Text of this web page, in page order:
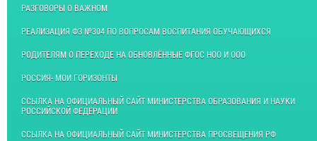
РАЗГОВОРЫ О ВАЖНОМ
РЕАЛИЗАЦИЯ ФЗ №304 ПО ВОПРОСАМ ВОСПИТАНИЯ ОБУЧАЮЩИХСЯ
РОДИТЕЛЯМ О ПЕРЕХОДЕ НА ОБНОВЛЁННЫЕ ФГОС НОО И ООО
РОССИЯ- МОИ ГОРИЗОНТЫ
ССЫЛКА НА ОФИЦИАЛЬНЫЙ САЙТ МИНИСТЕРСТВА ОБРАЗОВАНИЯ И НАУКИ
РОССИЙСКОЙ ФЕДЕРАЦИИ
ССЫЛКА НА ОФИЦИАЛЬНЫЙ САЙТ МИНИСТЕРСТВА ПРОСВЕЩЕНИЯ РФ